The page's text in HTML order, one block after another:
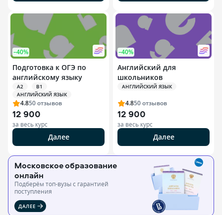
–40%
Подготовка к ОГЭ по
английскому языку
A2
B1
АНГЛИЙСКИЙ ЯЗЫК
4.850отзывов
12 900
за весь курс
Далее
–40%
Английский для
школьников
АНГЛИЙСКИЙ ЯЗЫК
4.850отзывов
12 900
за весь курс
Далее
Московское образование
онлайн
Подберём топ-вузы c гарантией
поступления
ДАЛЕЕ